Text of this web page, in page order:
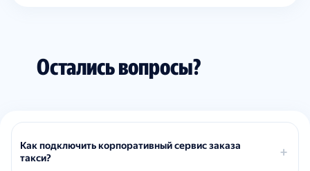
Остались вопросы?
Как подключить корпоративный сервис заказа
такси?